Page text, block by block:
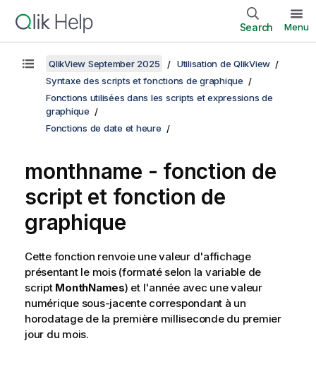
Search Menu
QlikView September 2025
Utilisation de QlikView
Syntaxe des scripts et fonctions de graphique
Fonctions utilisées dans les scripts et expressions de
graphique
Fonctions de date et heure
monthname - fonction de
script et fonction de
graphique
Cette fonction renvoie une valeur d'affichage
présentant le mois (formaté selon la variable de
script MonthNames) et l'année avec une valeur
numérique sous-jacente correspondant à un
horodatage de la première milliseconde du premier
jour du mois.